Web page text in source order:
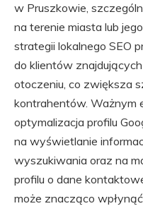
w Pruszkowie,
na terenie miasta lub
strategii lokalnego SEO
do klientów
otoczeniu, co zwiększa
kontrahentów. Ważnym
optymalizacja profilu
na wyświetlanie
wyszukiwania oraz na
profilu o dane
może znacząco